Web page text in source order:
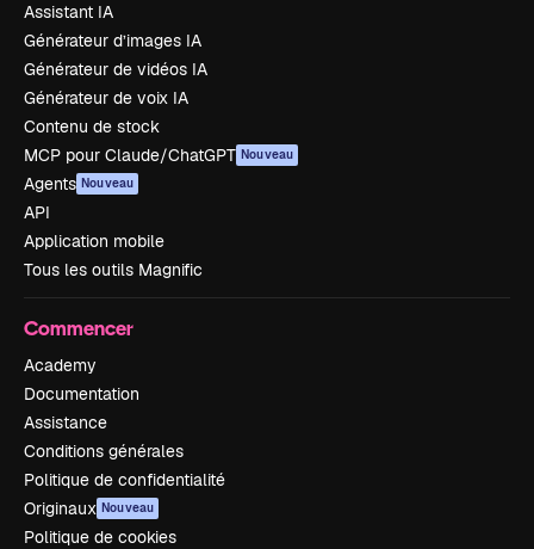
Assistant IA
Générateur d’images IA
Générateur de vidéos IA
Générateur de voix IA
Contenu de stock
MCP pour Claude/ChatGPT Nouveau
Agents Nouveau
API
Application mobile
Tous les outils Magnific
Commencer
Academy
Documentation
Assistance
Conditions générales
Politique de confidentialité
Originaux Nouveau
Politique de cookies